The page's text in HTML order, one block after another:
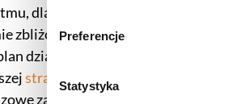
znajdą Państwo klikając w
prywatności
b
g
Preferencje
Statystyka
dlatego linki dokładamy
zbliżonym do naturalnego
działa najlepiej wtedy, gdy
strategii SEO, a nie
zakupy.